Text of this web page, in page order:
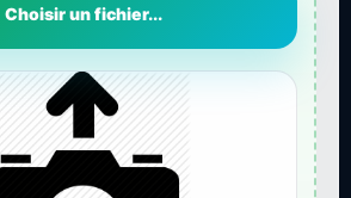
Choisir un fichier...